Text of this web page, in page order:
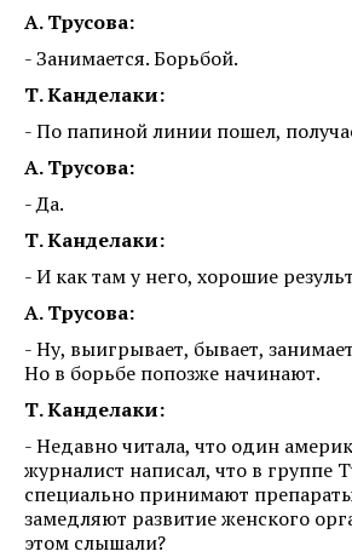
А. Трусова:
- Занимается. Борьбой.
Т. Канделаки:
- По папиной линии пошел,
А. Трусова:
- Да.
Т. Канделаки:
- И как там у него, хорошие
А. Трусова:
- Ну, выигрывает, бывает,
Но в борьбе попозже начинают.
Т. Канделаки:
- Недавно читала, что один
журналист написал, что в группе
специально принимают
замедляют развитие женского
этом слышали?